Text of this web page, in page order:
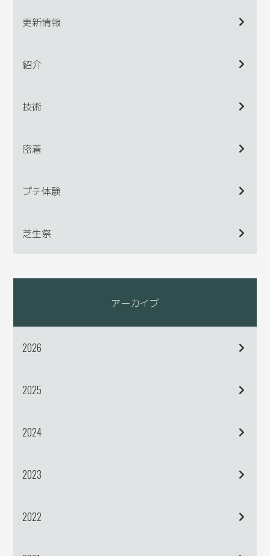
更新情報
紹介
技術
密着
プチ体験
芝生祭
アーカイブ
2026
2025
2024
2023
2022